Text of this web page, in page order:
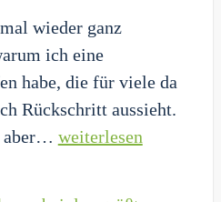
dich
legal
abzockt
wieder ganz
ich eine
habe, die für viele da
Rückschritt aussieht.
aber… Autokosten
weiterlesen